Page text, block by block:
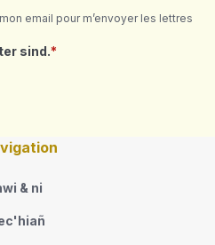
email pour m’envoyer les lettres
sind.
& ni